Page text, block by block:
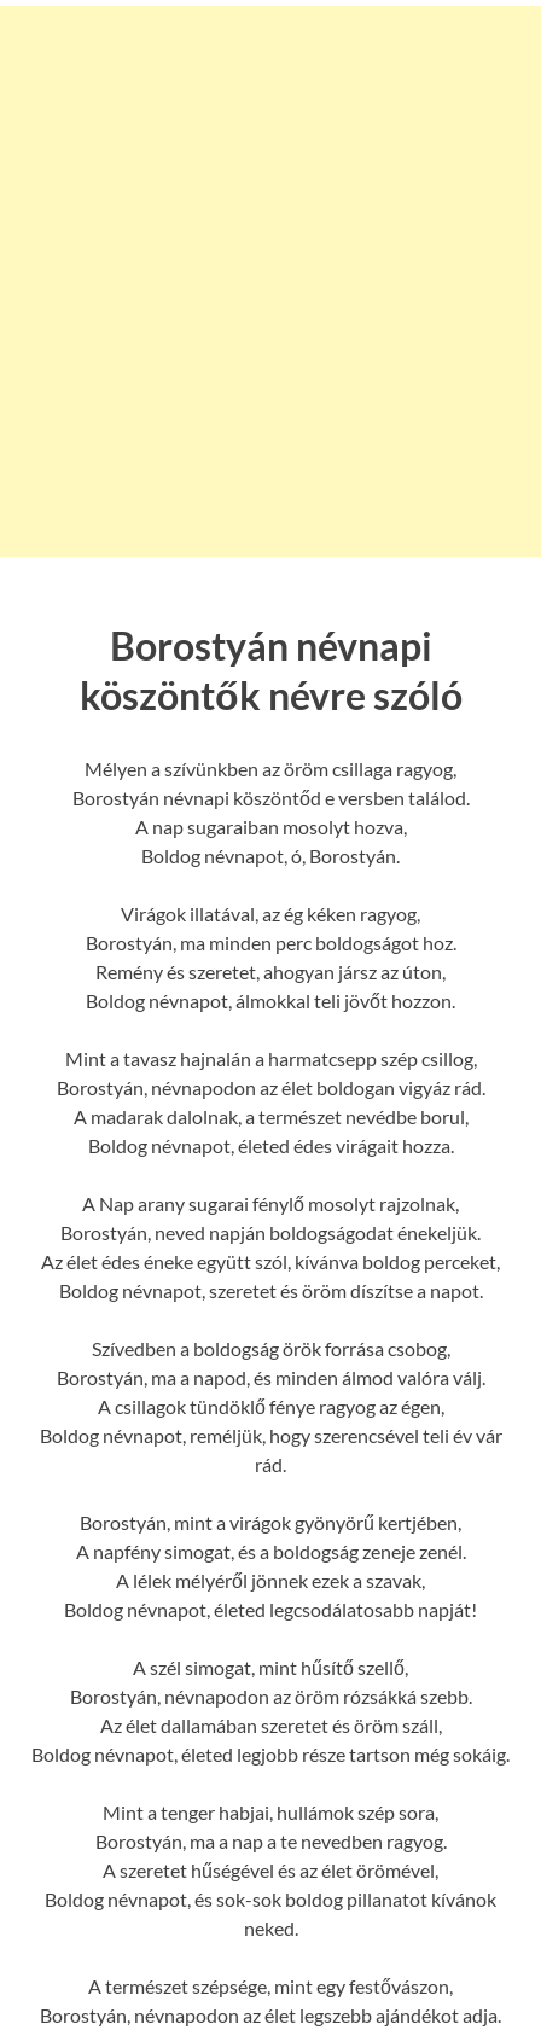
Borostyán névnapi
köszöntők névre szóló
Mélyen a szívünkben az öröm csillaga ragyog,
Borostyán névnapi köszöntőd e versben találod.
A nap sugaraiban mosolyt hozva,
Boldog névnapot, ó, Borostyán.
Virágok illatával, az ég kéken ragyog,
Borostyán, ma minden perc boldogságot hoz.
Remény és szeretet, ahogyan jársz az úton,
Boldog névnapot, álmokkal teli jövőt hozzon.
Mint a tavasz hajnalán a harmatcsepp szép csillog,
Borostyán, névnapodon az élet boldogan vigyáz rád.
A madarak dalolnak, a természet nevédbe borul,
Boldog névnapot, életed édes virágait hozza.
A Nap arany sugarai fénylő mosolyt rajzolnak,
Borostyán, neved napján boldogságodat énekeljük.
Az élet édes éneke együtt szól, kívánva boldog perceket,
Boldog névnapot, szeretet és öröm díszítse a napot.
Szívedben a boldogság örök forrása csobog,
Borostyán, ma a napod, és minden álmod valóra válj.
A csillagok tündöklő fénye ragyog az égen,
Boldog névnapot, reméljük, hogy szerencsével teli év vár
rád.
Borostyán, mint a virágok gyönyörű kertjében,
A napfény simogat, és a boldogság zeneje zenél.
A lélek mélyéről jönnek ezek a szavak,
Boldog névnapot, életed legcsodálatosabb napját!
A szél simogat, mint hűsítő szellő,
Borostyán, névnapodon az öröm rózsákká szebb.
Az élet dallamában szeretet és öröm száll,
Boldog névnapot, életed legjobb része tartson még sokáig.
Mint a tenger habjai, hullámok szép sora,
Borostyán, ma a nap a te nevedben ragyog.
A szeretet hűségével és az élet örömével,
Boldog névnapot, és sok-sok boldog pillanatot kívánok
neked.
A természet szépsége, mint egy festővászon,
Borostyán, névnapodon az élet legszebb ajándékot adja.